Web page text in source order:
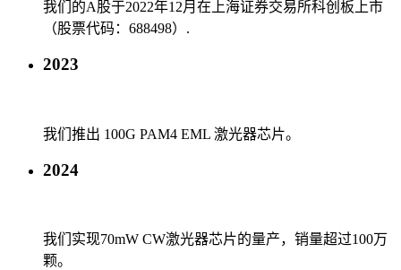
我们的A股于2022年12月在上海证券交易所科创板上市
（股票代码：688498）.
2023
我们推出 100G PAM4 EML 激光器芯片。
2024
我们实现70mW CW激光器芯片的量产，销量超过100万
颗。